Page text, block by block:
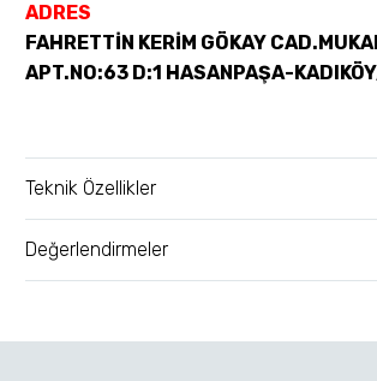
ADRES
FAHRETTİN KERİM GÖKAY
APT.NO:63 D:1 HASANPAŞA-
Teknik Özellikler
Değerlendirmeler